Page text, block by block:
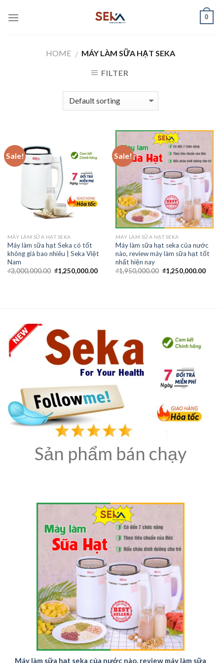
0
HOME / MÁY LÀM SỮA HẠT SEKA
FILTER
Sale!
MÁY LÀM SỮA HẠT SEKA
Máy làm sữa hạt Seka có tốt
không giá bao nhiêu | Seka Việt
Nam
₫3,000,000.00 ₫1,250,000.00
Sale!
MÁY LÀM SỮA HẠT SEKA
Máy làm sữa hạt seka của nước
nào, review máy làm sữa hạt tốt
nhất hiện nay
₫1,950,000.00 ₫1,250,000.00
Sản phẩm bán chạy
Máy làm sữa hạt seka của nước nào, review máy làm sữa